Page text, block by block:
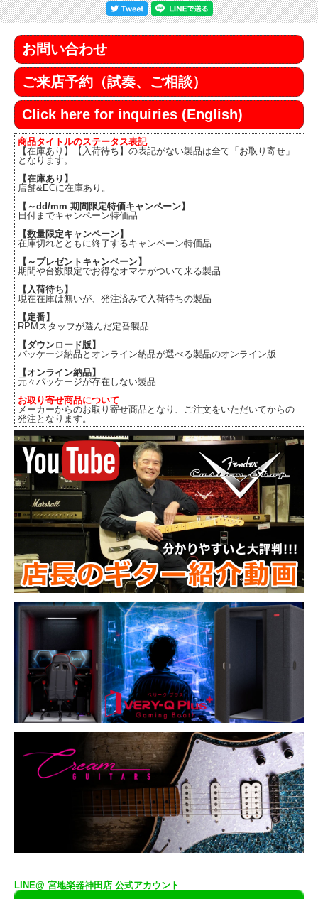
お問い合わせ
ご来店予約（試奏、ご相談）
Click here for inquiries (English)
商品タイトルのステータス表記
【在庫あり】【入荷待ち】の表記がない製品は全て「お取り寄せ」
となります。
【在庫あり】
店舗&ECに在庫あり。
【～dd/mm 期間限定特価キャンペーン】
日付までキャンペーン特価品
【数量限定キャンペーン】
在庫切れとともに終了するキャンペーン特価品
【～プレゼントキャンペーン】
期間や台数限定でお得なオマケがついて来る製品
【入荷待ち】
現在在庫は無いが、発注済みで入荷待ちの製品
【定番】
RPMスタッフが選んだ定番製品
【ダウンロード版】
パッケージ納品とオンライン納品が選べる製品のオンライン版
【オンライン納品】
元々パッケージが存在しない製品
お取り寄せ商品について
メーカーからのお取り寄せ商品となり、ご注文をいただいてからの
発注となります。
LINE@ 宮地楽器神田店 公式アカウント